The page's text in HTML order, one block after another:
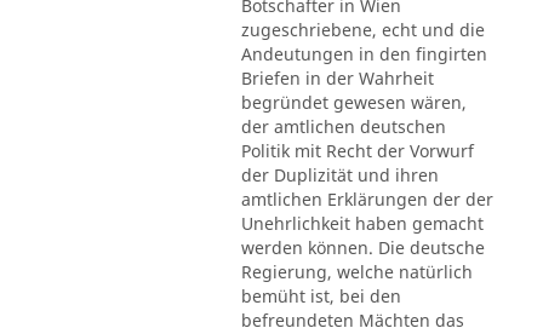
Botschafter in Wien
zugeschriebene, echt und die
Andeutungen in den fingirten
Briefen in der Wahrheit
begründet gewesen wären,
der amtlichen deutschen
Politik mit Recht der Vorwurf
der Duplizität und ihren
amtlichen Erklärungen der der
Unehrlichkeit haben gemacht
werden können. Die deutsche
Regierung, welche natürlich
bemüht ist, bei den
befreundeten Mächten das